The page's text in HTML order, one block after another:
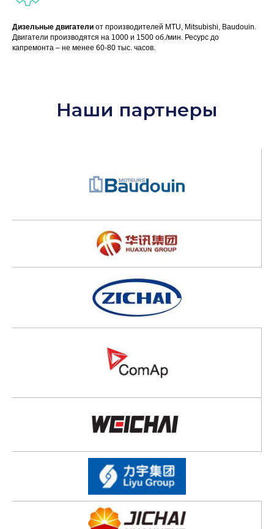
Дизельные двигатели от производителей MTU, Mitsubishi, Baudouin.
Двигатели производятся на 1000 и 1500 об./мин. Ресурс до
капремонта – не менее 60-80 тыс. часов.
Наши партнеры